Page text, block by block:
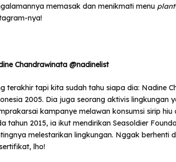
memasak dan menikmati menu
nya!
Chandrawinata @nadinelist
terakhir tapi kita sudah tahu siapa dia: Nadine
2005. Dia juga seorang aktivis lingkungan
kampanye melawan konsumsi sirip
tahun 2015, ia ikut mendirikan Seasoldier
melestarikan lingkungan. Nggak berhenti
lho!